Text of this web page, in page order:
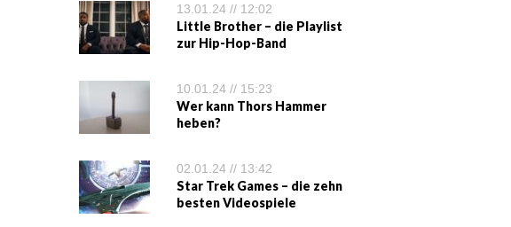
13.01.24 // 12:02
Little Brother – die Playlist
zur Hip-Hop-Band
10.01.24 // 15:23
Wer kann Thors Hammer
heben?
02.01.24 // 13:42
Star Trek Games – die zehn
besten Videospiele